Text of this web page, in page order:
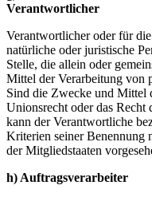
Verantwortlicher
Verantwortlicher oder für
natürliche oder juristische
Stelle, die allein oder
Mittel der Verarbeitung von
Sind die Zwecke und Mittel
Unionsrecht oder das Recht
kann der Verantwortliche
Kriterien seiner Benennung
der Mitgliedstaaten
h) Auftragsverarbeiter